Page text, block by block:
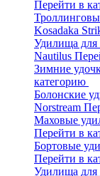
Перейти в
Kosadaka
Удилища для
Nautilus
Зимние
категорию
Болонские
Norstream
Маховые
Перейти в
Бортовые
Перейти в
Удилища для